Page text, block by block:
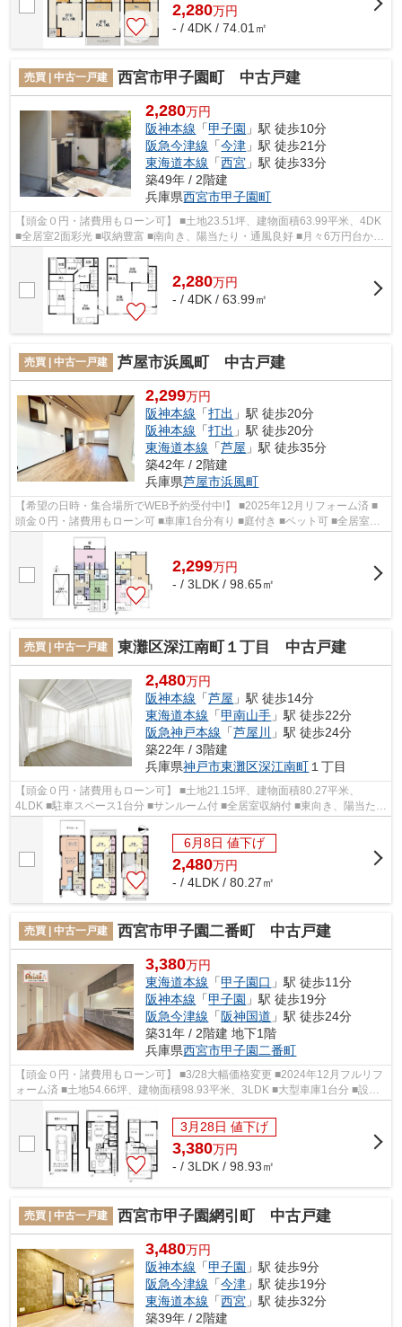
2,280万円
- / 4DK / 74.01㎡
売買 | 中古一戸建 西宮市甲子園町 中古戸建
2,280万円
阪神本線 「甲子園 」駅 徒歩10分
阪急今津線 「今津 」駅 徒歩21分
東海道本線 「西宮 」駅 徒歩33分
築49年 / 2階建
兵庫県西宮市甲子園町
【頭金０円・諸費用もローン可】 ■土地23.51坪、建物面積63.99平米、4DK
■全居室2面彩光 ■収納豊富 ■南向き、陽当たり・通風良好 ■月々6万円台から
2,280万円
- / 4DK / 63.99㎡
売買 | 中古一戸建 芦屋市浜風町 中古戸建
2,299万円
阪神本線 「打出 」駅 徒歩20分
阪神本線 「打出 」駅 徒歩20分
東海道本線 「芦屋 」駅 徒歩35分
築42年 / 2階建
兵庫県芦屋市浜風町
【希望の日時・集合場所でWEB予約受付中!】 ■2025年12月リフォーム済 ■
頭金０円・諸費用もローン可 ■車庫1台分有り ■庭付き ■ペット可 ■全居室収
納付 ■角住居、南向き、陽当たり・通風...
2,299万円
- / 3LDK / 98.65㎡
売買 | 中古一戸建 東灘区深江南町１丁目 中古戸建
2,480万円
阪神本線 「芦屋 」駅 徒歩14分
東海道本線 「甲南山手 」駅 徒歩22分
阪急神戸本線 「芦屋川 」駅 徒歩24分
築22年 / 3階建
兵庫県神戸市東灘区深江南町 １丁目
【頭金０円・諸費用もローン可】 ■土地21.15坪、建物面積80.27平米、
4LDK ■駐車スペース1台分 ■サンルーム付 ■全居室収納付 ■東向き、陽当た
り・通風良好 ■月々6万円台から購入可能 ...
6月8日 値下げ
2,480万円
- / 4LDK / 80.27㎡
売買 | 中古一戸建 西宮市甲子園二番町 中古戸建
3,380万円
東海道本線 「甲子園口 」駅 徒歩11分
阪神本線 「甲子園 」駅 徒歩19分
阪急今津線 「 阪神国道 」駅 徒歩24分
築31年 / 2階建 地下1階
兵庫県西宮市甲子園二番町
【頭金０円・諸費用もローン可】 ■3/28大幅価格変更 ■2024年12月フルリフ
ォーム済 ■土地54.66坪、建物面積98.93平米、3LDK ■大型車庫1台分 ■設
3月28日 値下げ
3,380万円
- / 3LDK / 98.93㎡
売買 | 中古一戸建 西宮市甲子園網引町 中古戸建
3,480万円
阪神本線 「甲子園 」駅 徒歩9分
阪急今津線 「今津 」駅 徒歩19分
東海道本線 「西宮 」駅 徒歩32分
築39年 / 2階建